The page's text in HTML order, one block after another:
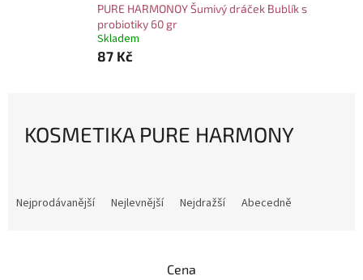
PURE HARMONOY Šumivý dráček Bublík s
probiotiky 60 gr
Skladem
87 Kč
KOSMETIKA PURE HARMONY
Nejprodávanější Nejlevnější Nejdražší Abecedně
Cena